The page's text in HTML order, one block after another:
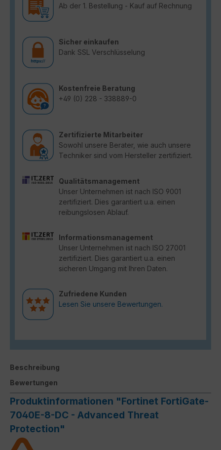
Ab der 1. Bestellung - Kauf auf Rechnung
Sicher einkaufen
Dank SSL Verschlüsselung
Kostenfreie Beratung
+49 (0) 228 - 338889-0
Zertifizierte Mitarbeiter
Sowohl unsere Berater, wie auch unsere
Techniker sind vom Hersteller zertifiziert.
Qualitätsmanagement
Unser Unternehmen ist nach ISO 9001
zertifiziert. Dies garantiert u.a. einen
reibungslosen Ablauf.
Informationsmanagement
Unser Unternehmen ist nach ISO 27001
zertifiziert. Dies garantiert u.a. einen
sicheren Umgang mit Ihren Daten.
Zufriedene Kunden
Lesen Sie unsere Bewertungen.
Beschreibung
Bewertungen
Produktinformationen "Fortinet FortiGate-
7040E-8-DC - Advanced Threat
Protection"